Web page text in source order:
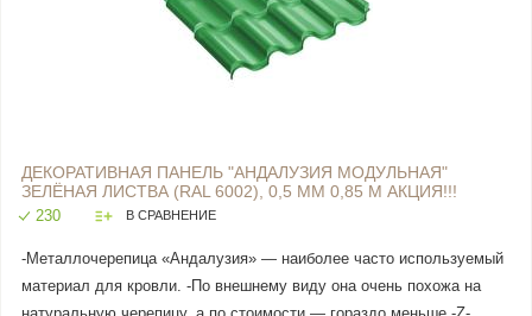
ДЕКОРАТИВНАЯ ПАНЕЛЬ "АНДАЛУЗИЯ МОДУЛЬНАЯ"
ЗЕЛЁНАЯ ЛИСТВА (RAL 6002), 0,5 ММ 0,85 М АКЦИЯ!!!
230 В СРАВНЕНИЕ
-Металлочерепица «Андалузия» — наиболее часто используемый
материал для кровли. -По внешнему виду она очень похожа на